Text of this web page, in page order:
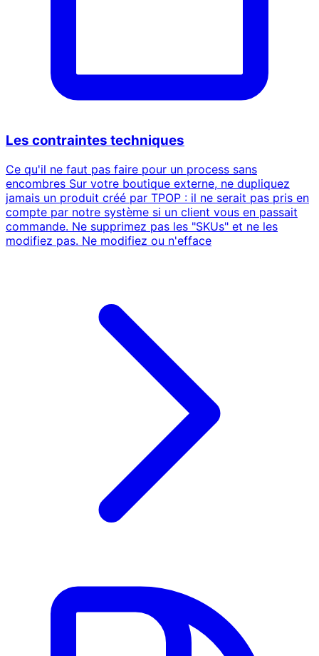
Les contraintes techniques
Ce qu'il ne faut pas faire pour un process sans
encombres Sur votre boutique externe, ne dupliquez
jamais un produit créé par TPOP : il ne serait pas pris en
compte par notre système si un client vous en passait
commande. Ne supprimez pas les "SKUs" et ne les
modifiez pas. Ne modifiez ou n'efface